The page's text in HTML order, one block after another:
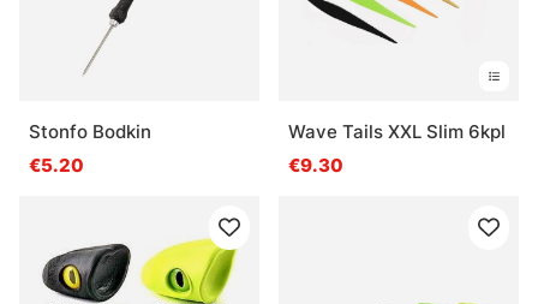
Stonfo Bodkin
€5.20
Wave Tails XXL Slim 6kpl
€9.30